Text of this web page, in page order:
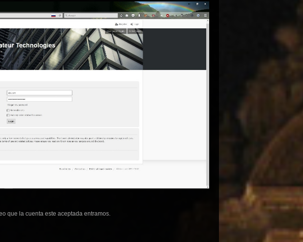
que la cuenta este aceptada entramos.